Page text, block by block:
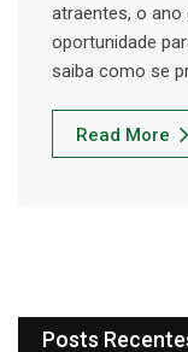
atraentes, o ano
oportunidade
saiba como se
Read More
Posts